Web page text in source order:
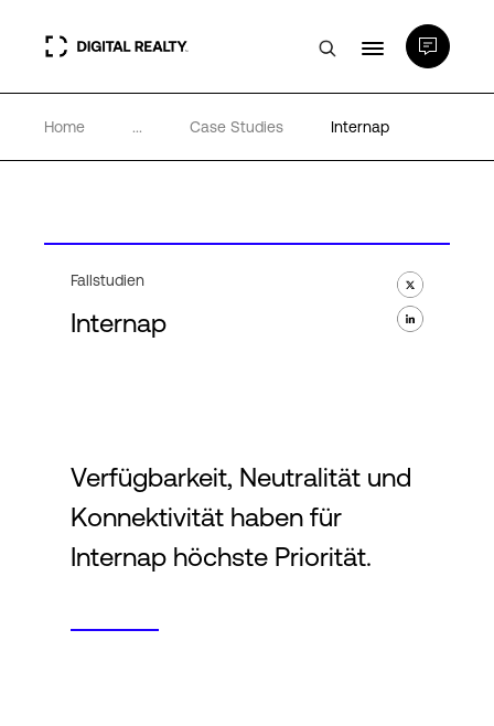
Rechenzentren
Partner
Login
Home ... Case Studies Internap
Fallstudien
Internap
Verfügbarkeit, Neutralität und
Konnektivität haben für
Internap höchste Priorität.